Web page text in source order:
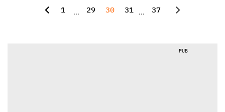
chevron_left 1 ... 29 30 31 ... 37 chevron_right
PUB